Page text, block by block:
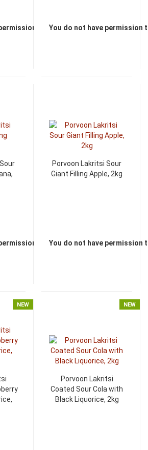
to view the prices
You do not have permission
to view the prices
Porvoon Lakritsi Sour
Giant Filling Apple, 2kg
You do not have permission
NEW NEW
Porvoon Lakritsi
Coated Sour Cola with
Black Liquorice, 2kg